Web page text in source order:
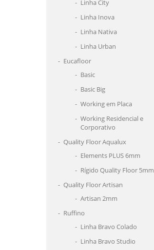
Linha City
Linha Inova
Linha Nativa
Linha Urban
Eucafloor
Basic
Basic Big
Working em Placa
Working Residencial e
Corporativo
Quality Floor Aqualux
Elements PLUS 6mm
Rígido Quality Floor 5mm
Quality Floor Artisan
Artisan 2mm
Ruffino
Linha Bravo Colado
Linha Bravo Studio